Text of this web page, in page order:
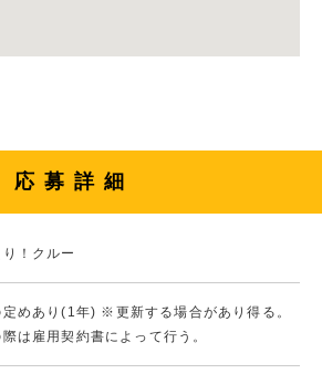
応募詳細
！クルー
定めあり(1年) ※更新する場合があり得る。
は雇用契約書によって行う。